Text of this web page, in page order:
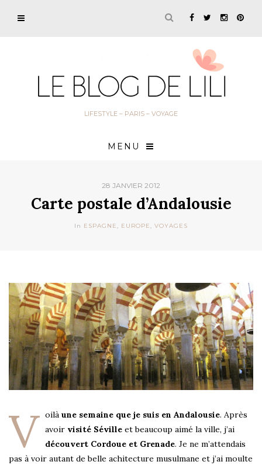
LIFESTYLE – PARIS – VOYAGE
MENU
28 JANVIER 2012
Carte postale d’Andalousie
In ESPAGNE, EUROPE, VOYAGES
V oilà une semaine que je suis en Andalousie. Après
avoir visité Séville et beaucoup aimé la ville, j’ai
découvert Cordoue et Grenade. Je ne m’attendais
pas à voir autant de belle achitecture musulmane et j’ai moulte